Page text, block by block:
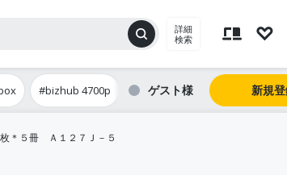
詳細
検索
#bizhub 4700p ゲスト 新規
＊５冊 Ａ１２７Ｊ－５